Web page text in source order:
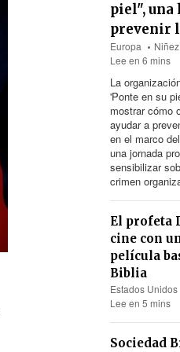
piel",
prevenir
Europa
Lee en 6 mins
La
'Ponte en su
mostrar cómo
ayudar a
en el marco
una jornada
sensibilizar
crimen
El profeta
cine con
película
Biblia
Estados Unidos
Lee en 5 mins
Sociedad